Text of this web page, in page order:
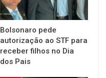
Bolsonaro pede
autorização ao STF para
receber filhos no Dia
dos Pais